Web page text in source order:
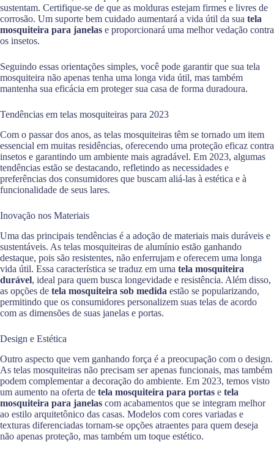
sustentam. Certifique-se de que as molduras estejam firmes e livres de
corrosão. Um suporte bem cuidado aumentará a vida útil da sua tela
mosquiteira para janelas e proporcionará uma melhor vedação contra
os insetos.
Seguindo essas orientações simples, você pode garantir que sua tela
mosquiteira não apenas tenha uma longa vida útil, mas também
mantenha sua eficácia em proteger sua casa de forma duradoura.
Tendências em telas mosquiteiras para 2023
Com o passar dos anos, as telas mosquiteiras têm se tornado um item
essencial em muitas residências, oferecendo uma proteção eficaz contra
insetos e garantindo um ambiente mais agradável. Em 2023, algumas
tendências estão se destacando, refletindo as necessidades e
preferências dos consumidores que buscam aliá-las à estética e à
funcionalidade de seus lares.
Inovação nos Materiais
Uma das principais tendências é a adoção de materiais mais duráveis e
sustentáveis. As telas mosquiteiras de alumínio estão ganhando
destaque, pois são resistentes, não enferrujam e oferecem uma longa
vida útil. Essa característica se traduz em uma tela mosquiteira
durável, ideal para quem busca longevidade e resistência. Além disso,
as opções de tela mosquiteira sob medida estão se popularizando,
permitindo que os consumidores personalizem suas telas de acordo
com as dimensões de suas janelas e portas.
Design e Estética
Outro aspecto que vem ganhando força é a preocupação com o design.
As telas mosquiteiras não precisam ser apenas funcionais, mas também
podem complementar a decoração do ambiente. Em 2023, temos visto
um aumento na oferta de tela mosquiteira para portas e tela
mosquiteira para janelas com acabamentos que se integram melhor
ao estilo arquitetônico das casas. Modelos com cores variadas e
texturas diferenciadas tornam-se opções atraentes para quem deseja
não apenas proteção, mas também um toque estético.